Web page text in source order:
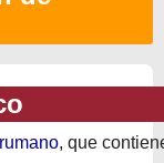
, que